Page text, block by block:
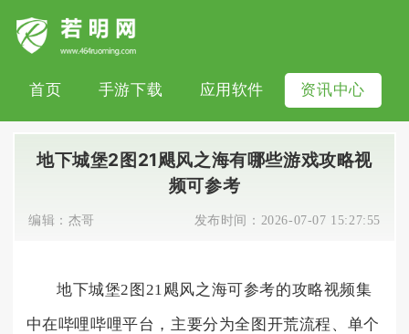
首页 手游下载 应用软件 资讯中心
地下城堡2图21飓风之海有哪些游戏攻略视
频可参考
编辑： 杰哥 发布时间： 2026-07-07 15:27:55
地下城堡2图21飓风之海可参考的攻略视频集
中在哔哩哔哩平台，主要分为全图开荒流程、单个